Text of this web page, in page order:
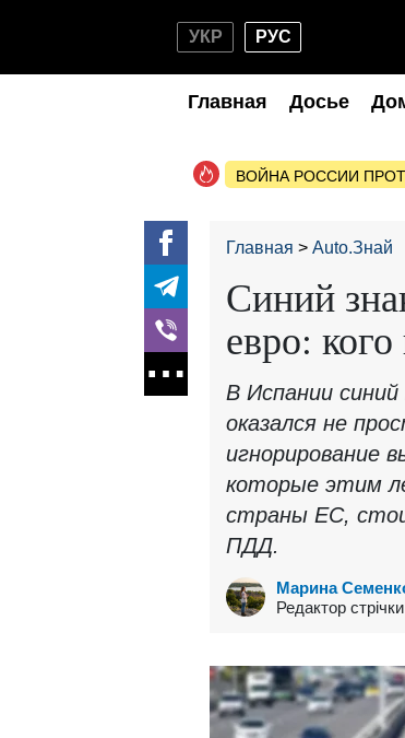
УКР РУС
Главная Досье
ВОЙНА РОССИИ
Главная Auto.Знай
Синий
евро:
В Испании синий
оказался не
игнорирование
которые этим
страны ЕС,
ПДД.
Марина
Редактор